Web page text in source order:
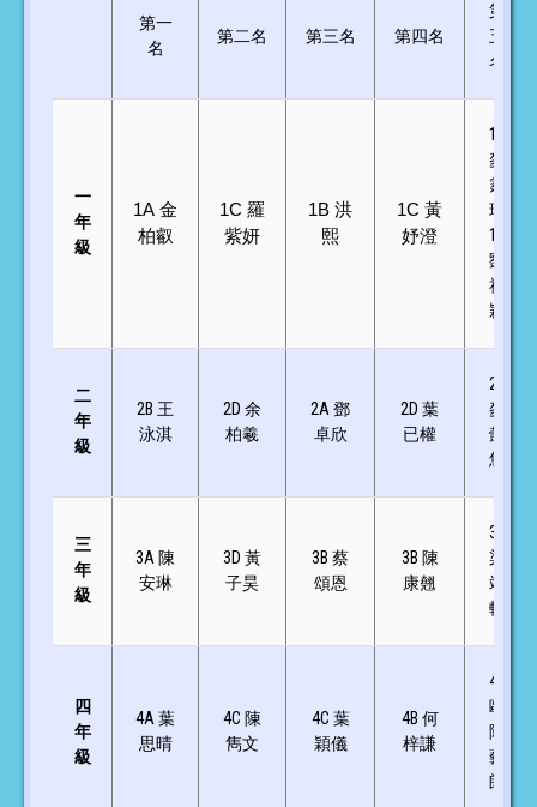
第一
名
第二名 第三名 第四名
第
五
名
一
年
級
1A 金
柏叡
1C 羅
紫妍
1B 洪
熙
1C 黃
妤澄
1B
麥
霆
瑋
1C
劉
祉
穎
二
年
級
2B 王
泳淇
2D 余
柏羲
2A 鄧
卓欣
2D 葉
已權
2B
麥
懿
悠
三
年
級
3A 陳
安琳
3D 黃
子昊
3B 蔡
頌恩
3B 陳
康翹
3B
梁
靖
軒
四
年
級
4A 葉
思晴
4C 陳
雋文
4C 葉
穎儀
4B 何
梓謙
4B
歐
陽
藝
朗